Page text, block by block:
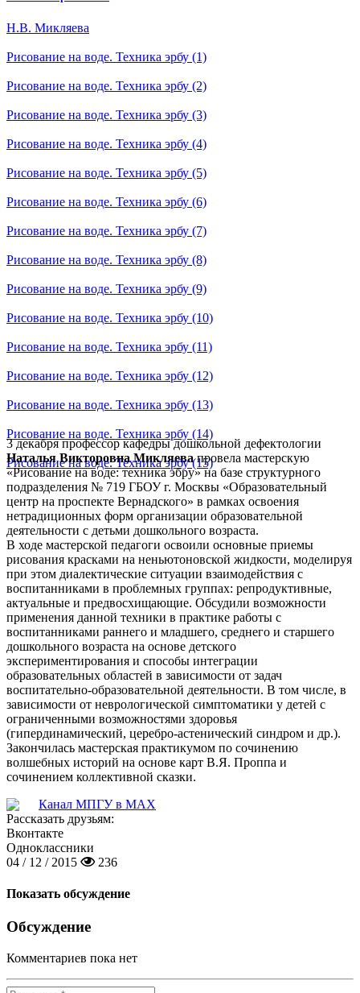
Н.В. Микляева
Рисование на воде. Техника эрбу (1)
Рисование на воде. Техника эрбу (2)
Рисование на воде. Техника эрбу (3)
Рисование на воде. Техника эрбу (4)
Рисование на воде. Техника эрбу (5)
Рисование на воде. Техника эрбу (6)
Рисование на воде. Техника эрбу (7)
Рисование на воде. Техника эрбу (8)
Рисование на воде. Техника эрбу (9)
Рисование на воде. Техника эрбу (10)
Рисование на воде. Техника эрбу (11)
Рисование на воде. Техника эрбу (12)
Рисование на воде. Техника эрбу (13)
Рисование на воде. Техника эрбу (14)
Рисование на воде. Техника эрбу (15)
3 декабря профессор кафедры дошкольной дефектологии
Наталья Викторовна Микляевапровела мастерскую
«Рисование на воде: техника эбру» на базе структурного
подразделения № 719 ГБОУ г. Москвы «Образовательный
центр на проспекте Вернадского» в рамках освоения
нетрадиционных форм организации образовательной
деятельности с детьми дошкольного возраста.
В ходе мастерской педагоги освоили основные приемы
рисования красками на неньютоновской жидкости, моделируя
при этом диалектические ситуации взаимодействия с
воспитанниками в проблемных группах: репродуктивные,
актуальные и предвосхищающие. Обсудили возможности
применения данной техники в практике работы с
воспитанниками раннего и младшего, среднего и старшего
дошкольного возраста на основе детского
экспериментирования и способы интеграции
образовательных областей в зависимости от задач
воспитательно-образовательной деятельности. В том числе, в
зависимости от неврологической симптоматики у детей с
ограниченными возможностями здоровья
(гипердинамический, церебро-астенический синдром и др.).
Закончилась мастерская практикумом по сочинению
волшебных историй на основе карт В.Я. Проппа и
сочинением коллективной сказки.
Канал МПГУ в MAX
Рассказать друзьям:
Вконтакте
Одноклассники
04 / 12 / 2015
236
Показать обсуждение
Обсуждение
Комментариев пока нет